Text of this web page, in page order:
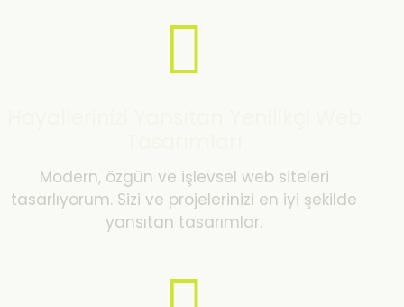
Modern, özgün ve işlevsel web siteleri
tasarlıyorum. Sizi ve projelerinizi en iyi şekilde
yansıtan tasarımlar.